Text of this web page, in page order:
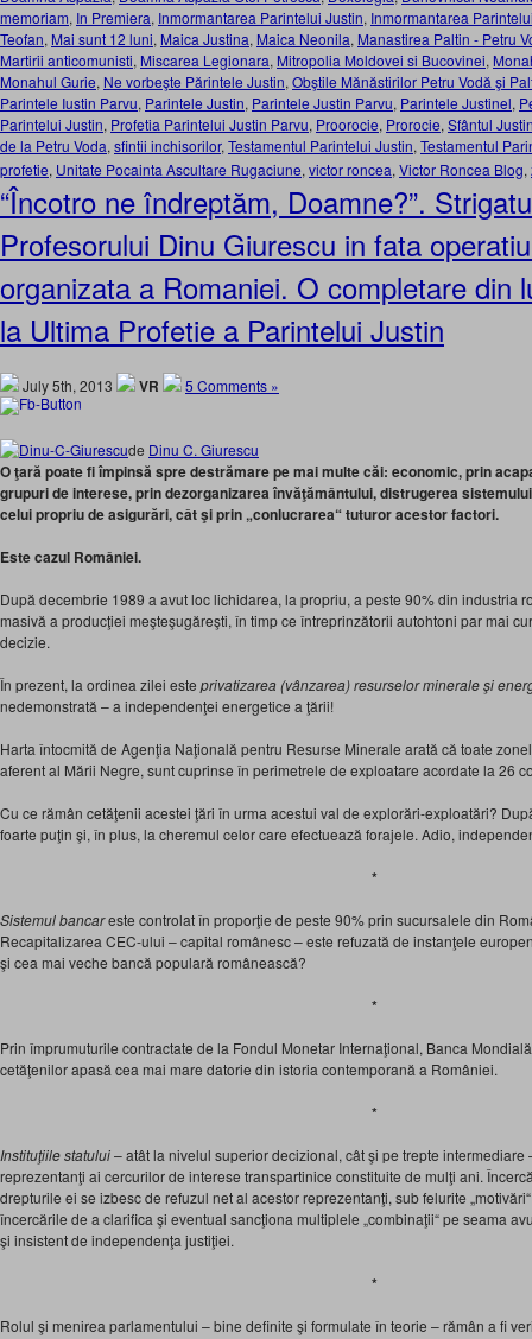
memoriam, In Premiera, Inmormantarea Parintelui Justin, Inmormantarea
Teofan, Mai sunt 12 luni, Maica Justina, Maica Neonila, Manastirea Paltin - Petru
Martirii anticomunisti, Miscarea Legionara, Mitropolia Moldovei si Bucovinei,
Monahul Gurie, Ne vorbeşte Părintele Justin, Obştile Mănăstirilor Petru Vodă şi
Parintele Iustin Parvu, Parintele Justin, Parintele Justin Parvu, Parintele Justinel,
Parintelui Justin, Profetia Parintelui Justin Parvu, Proorocie, Prorocie, Sfântul
de la Petru Voda, sfintii inchisorilor, Testamentul Parintelui Justin, Testamentul
profetie, Unitate Pocainta Ascultare Rugaciune, victor roncea, Victor Roncea Blog,
“Încotro ne îndreptăm, Doamne?”.
Profesorului Dinu Giurescu in fata
organizata a Romaniei. O completare din
la Ultima Profetie a Parintelui Justin
July 5th, 2013 VR 5 Comments »
de Dinu C. Giurescu
O ţară poate fi împinsă spre destrămare pe mai multe căi: economic, prin
grupuri de interese, prin dezorganizarea învăţământului, distrugerea
celui propriu de asigurări, cât şi prin „conlucrarea“ tuturor acestor factori.
Este cazul României.
După decembrie 1989 a avut loc lichidarea, la propriu, a peste 90% din industria
masivă a producţiei meşteşugăreşti, în timp ce întreprinzătorii autohtoni par mai
decizie.
În prezent, la ordinea zilei este privatizarea (vânzarea) resurselor minerale şi
nedemonstrată – a independenţei energetice a ţării!
Harta întocmită de Agenţia Naţională pentru Resurse Minerale arată că toate
aferent al Mării Negre, sunt cuprinse în perimetrele de exploatare acordate la 26
Cu ce rămân cetăţenii acestei ţări în urma acestui val de explorări-exploatări?
foarte puţin şi, în plus, la cheremul celor care efectuează forajele. Adio,
*
Sistemul bancareste controlat în proporţie de peste 90% prin sucursalele din
Recapitalizarea CEC-ului – capital românesc – este refuzată de instanţele
şi cea mai veche bancă populară românească?
*
Prin împrumuturile contractate de la Fondul Monetar Internaţional, Banca
cetăţenilor apasă cea mai mare datorie din istoria contemporană a României.
*
Instituţiile statului– atât la nivelul superior decizional, cât şi pe trepte intermediare
reprezentanţi ai cercurilor de interese transpartinice constituite de mulţi ani.
drepturile ei se izbesc de refuzul net al acestor reprezentanţi, sub felurite
încercările de a clarifica şi eventual sancţiona multiplele „combinaţii“ pe seama
şi insistent de independenţa justiţiei.
*
Rolul şi menirea parlamentului – bine definite şi formulate în teorie – rămân a fi